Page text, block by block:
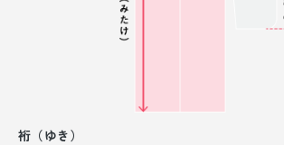
裄（ゆき）